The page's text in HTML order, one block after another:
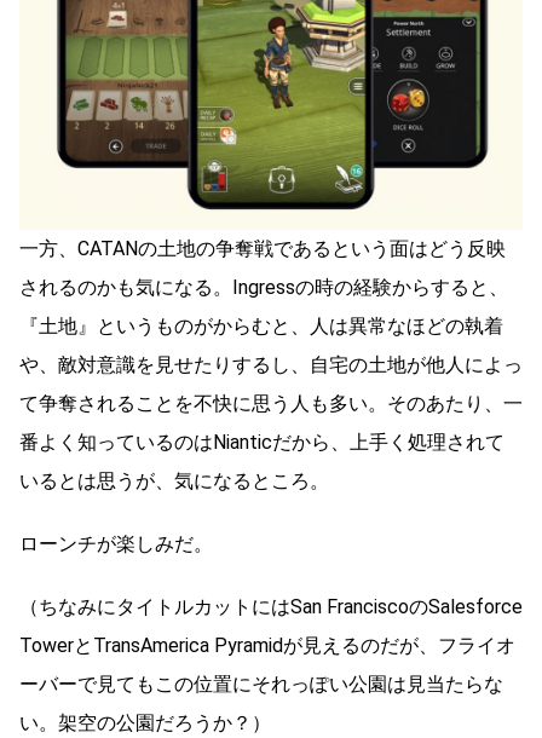
一方、CATANの土地の争奪戦であるという面はどう反映
されるのかも気になる。Ingressの時の経験からすると、
『土地』というものがからむと、人は異常なほどの執着
や、敵対意識を見せたりするし、自宅の土地が他人によっ
て争奪されることを不快に思う人も多い。そのあたり、一
番よく知っているのはNianticだから、上手く処理されて
いるとは思うが、気になるところ。
ローンチが楽しみだ。
（ちなみにタイトルカットにはSan FranciscoのSalesforce
TowerとTransAmerica Pyramidが見えるのだが、フライオ
ーバーで見てもこの位置にそれっぽい公園は見当たらな
い。架空の公園だろうか？）